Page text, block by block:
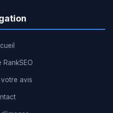
RankSEO
avis